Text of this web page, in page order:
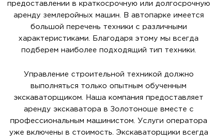
предоставлении в краткосрочную или долгосрочную
аренду землеройных машин. В автопарке имеется
большой перечень техники с различными
характеристиками. Благодаря этому мы всегда
подберем наиболее подходящий тип техники.
Управление строительной техникой должно
выполняться только опытным обученным
экскаваторщиком. Наша компания предоставляет
аренду экскаватора в Золотоноше вместе с
профессиональным машинистом. Услуги оператора
уже включены в стоимость. Экскаваторщики всегда